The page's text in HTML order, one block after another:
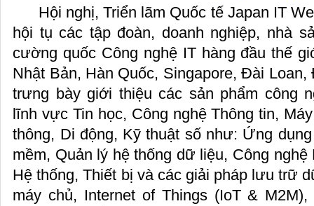
Hội nghị, Triển lãm Quốc tế Japan IT
hội tụ các tập đoàn, doanh nghiệp, nhà
cường quốc Công nghệ IT hàng đầu thế
Nhật Bản, Hàn Quốc, Singapore, Đài
trưng bày giới thiệu các sản phẩm công
lĩnh vực Tin học, Công nghệ Thông tin,
thông, Di động, Kỹ thuật số như: Ứng
mềm, Quản lý hệ thống dữ liệu, Công
Hệ thống, Thiết bị và các giải pháp lưu trữ
máy chủ, Internet of Things (IoT &